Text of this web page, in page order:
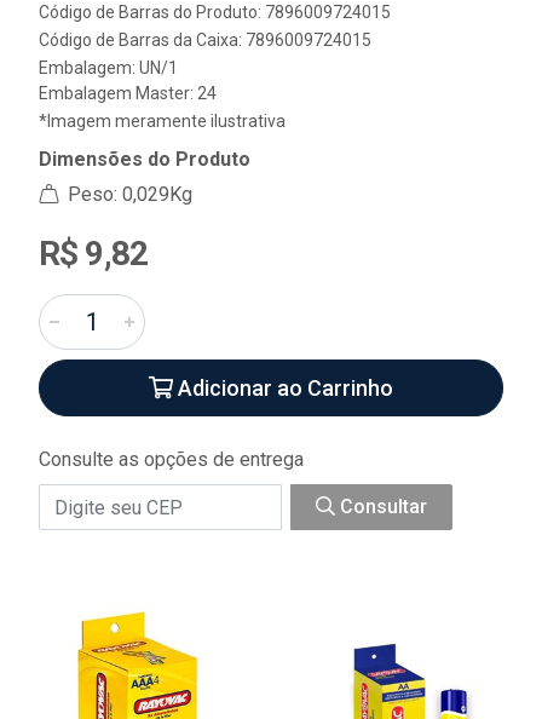
Código de Barras do Produto: 7896009724015
Código de Barras da Caixa: 7896009724015
Embalagem: UN/1
Embalagem Master: 24
*Imagem meramente ilustrativa
Dimensões do Produto
Peso: 0,029Kg
R$ 9,82
Adicionar ao Carrinho
Consulte as opções de entrega
Consultar